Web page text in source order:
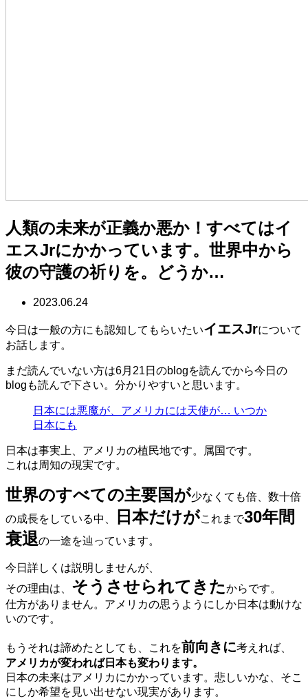
人類の未来が正義か悪か！すべてはイ
エスJrにかかっています。世界中から
彼の守護の祈りを。どうか…
2023.06.24
今日は一般の方にも認知してもらいたいイエスJrについて
お話します。
まだ読んでいない方は6月21日のblogを読んでから今日の
blogも読んで下さい。分かりやすいと思います。
日本には悪魔が、アメリカには天使が… いつか
日本にも
日本は事実上、アメリカの植民地です。属国です。
これは周知の現実です。
世界のすべての主要国が少なくても倍、数十倍
の成長をしている中、
日本だけがこれまで30年間
衰退の一途を辿っています。
今日詳しくは説明しませんが、
その理由は、 そうさせられてきたからです。
仕方がありません。アメリカの思うようにしか日本は動けな
いのです。
もうそれは諦めたとしても、これを前向きに考えれば、
アメリカが変われば日本も変わります。
日本の未来はアメリカにかかっています。悲しいかな、そこ
にしか希望を見い出せない現実があります。